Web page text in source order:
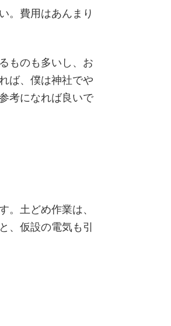
。費用はあんまり
ものも多いし、お
ば、僕は神社でや
考になれば良いで
。土どめ作業は、
、仮設の電気も引